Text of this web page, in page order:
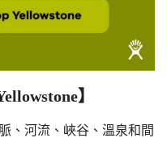
】
、河流、峽谷、溫泉和間